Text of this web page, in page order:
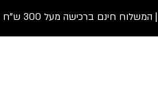
| המשלוח חינם ברכישה מעל 300 ש"ח